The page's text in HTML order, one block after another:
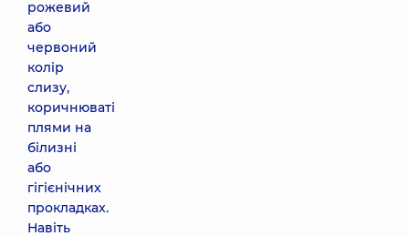
рожевий
або
червоний
колір
слизу,
коричнюваті
плями на
білизні
або
гігієнічних
прокладках.
Навіть